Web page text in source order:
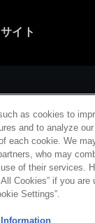
イト
as cookies to
and to analyze
each cookie. We
who may
of their services.
Cookies” if you
Settings”.